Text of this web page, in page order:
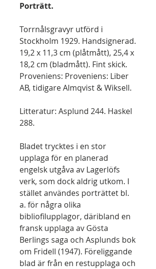
Porträtt.
Torrnålsgravyr utförd i
Stockholm 1929. Handsignerad.
19,2 x 11,3 cm (plåtmått), 25,4 x
18,2 cm (bladmått). Fint skick.
Proveniens: Proveniens: Liber
AB, tidigare Almqvist & Wiksell.
Litteratur: Asplund 244. Haskel
288.
Bladet trycktes i en stor
upplaga för en planerad
engelsk utgåva av Lagerlöfs
verk, som dock aldrig utkom. I
stället användes porträttet bl.
a. för några olika
bibliofilupplagor, däribland en
fransk upplaga av Gösta
Berlings saga och Asplunds bok
om Fridell (1947). Föreliggande
blad är från en restupplaga och